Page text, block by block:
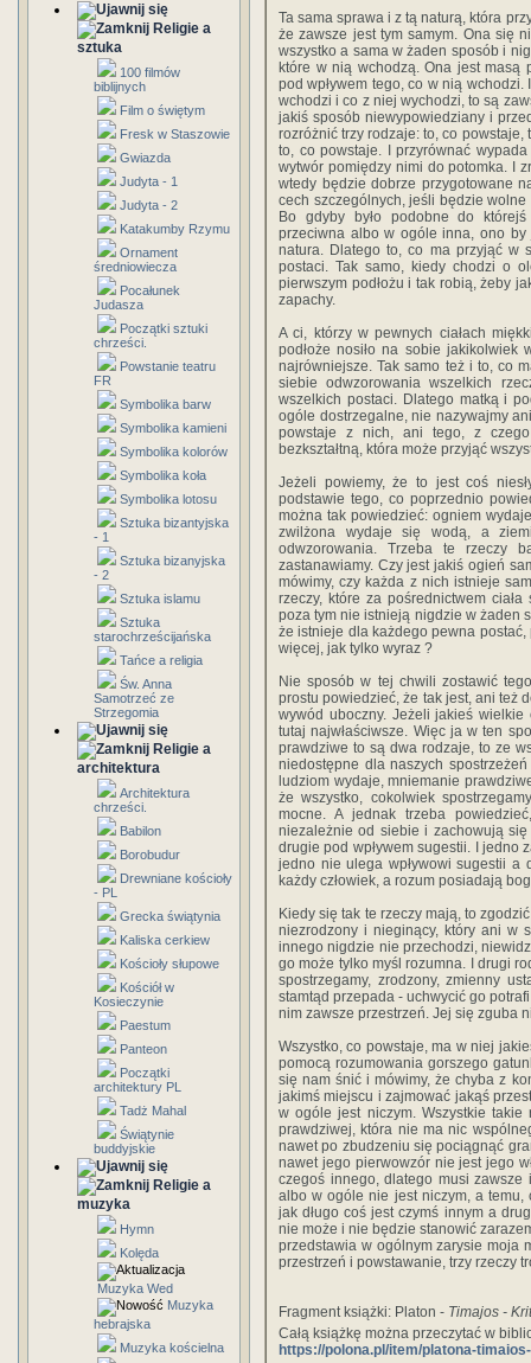
Religie a
sztuka
100 filmów
biblijnych
Film o świętym
Fresk w Staszowie
Gwiazda
Judyta - 1
Judyta - 2
Katakumby Rzymu
Ornament
średniowiecza
Pocałunek
Judasza
Początki sztuki
chrześci.
Powstanie teatru
FR
Symbolika barw
Symbolika kamieni
Symbolika kolorów
Symbolika koła
Symbolika lotosu
Sztuka bizantyjska
- 1
Sztuka bizanyjska
- 2
Sztuka islamu
Sztuka
starochrześcijańska
Tańce a religia
Św. Anna
Samotrzeć ze
Strzegomia
Religie a
architektura
Architektura
chrześci.
Babilon
Borobudur
Drewniane kościoły
- PL
Grecka świątynia
Kaliska cerkiew
Kościoły słupowe
Kościół w
Kosieczynie
Paestum
Panteon
Początki
architektury PL
Tadż Mahal
Świątynie
buddyjskie
Religie a
muzyka
Hymn
Kolęda
Muzyka Wed
Muzyka
hebrajska
Muzyka kościelna
Ta sama sprawa i z tą naturą, która
że zawsze jest tym samym. Ona się
wszystko a sama w żaden sposób i
które w nią wchodzą. Ona jest masą
pod wpływem tego, co w nią
wchodzi i co z niej wychodzi, to są
jakiś sposób niewypowiedziany i
rozróżnić trzy rodzaje: to, co
to, co powstaje. I przyrównać
wytwór pomiędzy nimi do potomka. I
wtedy będzie dobrze przygotowane
cech szczególnych, jeśli będzie
Bo gdyby było podobne do
przeciwna albo w ogóle inna, ono by
natura. Dlatego to, co ma przyjąć w
postaci. Tak samo, kiedy chodzi o
pierwszym podłożu i tak robią, żeby
zapachy.
A ci, którzy w pewnych ciałach
podłoże nosiło na sobie jakikolwiek
najrówniejsze. Tak samo też i to, co
siebie odwzorowania wszelkich
wszelkich postaci. Dlatego matką i
ogóle dostrzegalne, nie nazywajmy
powstaje z nich, ani tego, z
bezkształtną, która może przyjąć
Jeżeli powiemy, że to jest coś
podstawie tego, co poprzednio
można tak powiedzieć: ogniem
zwilżona wydaje się wodą, a
odwzorowania. Trzeba te rzeczy
zastanawiamy. Czy jest jakiś ogień
mówimy, czy każda z nich istnieje
rzeczy, które za pośrednictwem
poza tym nie istnieją nigdzie w żaden
że istnieje dla każdego pewna
więcej, jak tylko wyraz ?
Nie sposób w tej chwili zostawić
prostu powiedzieć, że tak jest, ani też
wywód uboczny. Jeżeli jakieś
tutaj najwłaściwsze. Więc ja w ten
prawdziwe to są dwa rodzaje, to ze
niedostępne dla naszych
ludziom wydaje, mniemanie
że wszystko, cokolwiek
mocne. A jednak trzeba
niezależnie od siebie i zachowują
drugie pod wpływem sugestii. I jedno
jedno nie ulega wpływowi sugestii a
każdy człowiek, a rozum posiadają
Kiedy się tak te rzeczy mają, to
niezrodzony i nieginący, który ani w
innego nigdzie nie przechodzi,
go może tylko myśl rozumna. I drugi
spostrzegamy, zrodzony, zmienny
stamtąd przepada - uchwycić go
nim zawsze przestrzeń. Jej się zguba
Wszystko, co powstaje, ma w niej
pomocą rozumowania gorszego
się nam śnić i mówimy, że chyba z
jakimś miejscu i zajmować jakąś
w ogóle jest niczym. Wszystkie
prawdziwej, która nie ma nic
nawet po zbudzeniu się pociągnąć
nawet jego pierwowzór nie jest jego
czegoś innego, dlatego musi
albo w ogóle nie jest niczym, a temu,
jak długo coś jest czymś innym a
nie może i nie będzie stanowić
przedstawia w ogólnym zarysie moja
przestrzeń i powstawanie, trzy rzeczy
Fragment książki: Platon - Timajos -
Całą książkę można przeczytać w
https://polona.pl/item/platona-